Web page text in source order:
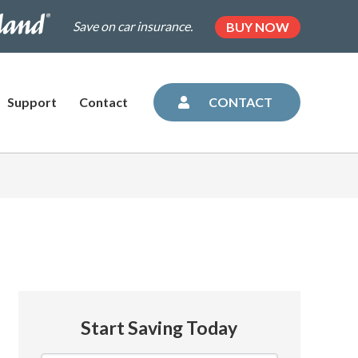
landing-
Save on car insurance. BUY NOW(OPENS
TAB)
Support Contact CONTACT
Start Saving Today